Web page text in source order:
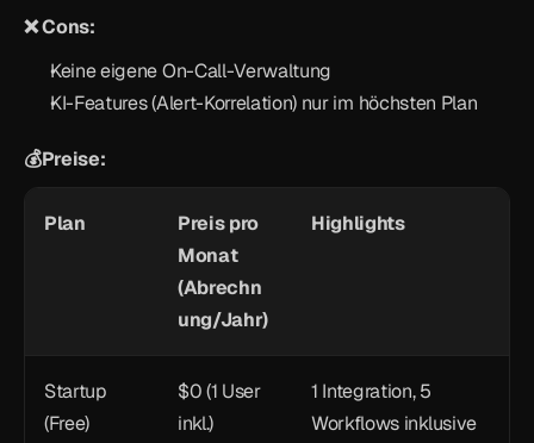
❌ Cons:
Keine eigene On-Call-Verwaltung
KI-Features (Alert-Korrelation) nur im höchsten Plan
💰Preise:
Plan
Preis pro
Monat
(Abrechn
ung/Jahr)
Highlights
Startup
(Free)
$0 (1 User
inkl.)
1 Integration, 5
Workflows inklusive